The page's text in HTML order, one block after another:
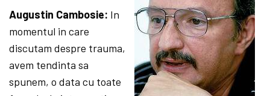
Augustin Cambosie: In
momentul in care
discutam despre trauma,
avem tendinta sa
spunem, o data cu toate